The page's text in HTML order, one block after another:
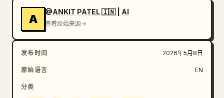
的政府身份证设计。
A
@ANKIT PATEL 🇮🇳 | AI
查看原始来源
发布时间 2026年5月8日
原始语言 EN
分类